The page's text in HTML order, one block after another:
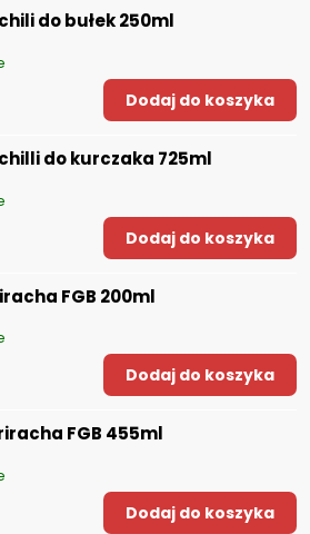
do bułek 250ml
Dodaj do koszyka
chilli do kurczaka 725ml
Dodaj do koszyka
FGB 200ml
Dodaj do koszyka
FGB 455ml
Dodaj do koszyka